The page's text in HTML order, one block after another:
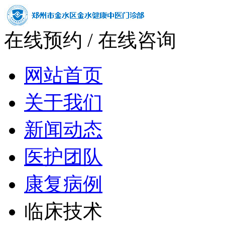
在线预约 / 在线咨询
网站首页
关于我们
新闻动态
医护团队
康复病例
临床技术